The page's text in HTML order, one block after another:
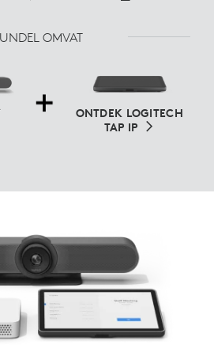
OMVAT
ONTDEK LOGITECH
TAP IP